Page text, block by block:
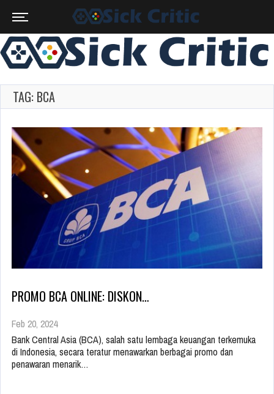
TAG: BCA
PROMO BCA ONLINE: DISKON…
Feb 20, 2024
Bank Central Asia (BCA), salah satu lembaga keuangan terkemuka
di Indonesia, secara teratur menawarkan berbagai promo dan
penawaran menarik…